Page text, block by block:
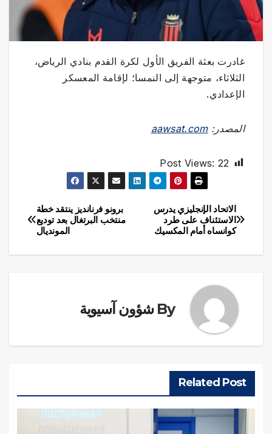
غادرت بعثة الفريق الأول لكرة القدم بنادي الرياض،
الثلاثاء، متوجهة إلى النمسا؛ لإقامة المعسكر
الإعدادي.
المصدر:aawsat.com
Post Views: 22
تصفّح
المقالات
برونو فرنانديز ينتقد خطة
منتخب البرتغال بعد توديع
المونديال
الاتحاد الإنجليزي يدرس
الاستئناف على طرد
كوانساه أمام المكسيك
By شؤون آسيوية
Related Post